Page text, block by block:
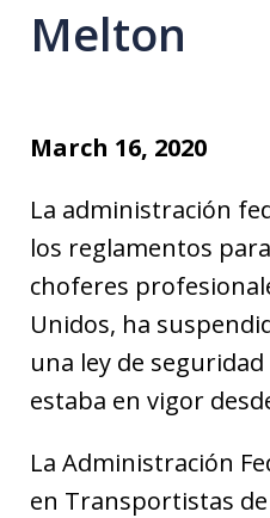
Melton
March 16, 2020
La administración
los reglamentos
choferes
Unidos, ha
una ley de
estaba en vigor
La Administración
en Transportistas de